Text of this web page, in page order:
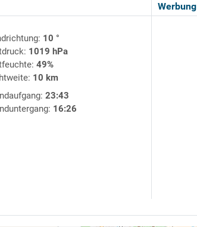
Werbung
10 °
1019 hPa
49%
10 km
23:43
16:26